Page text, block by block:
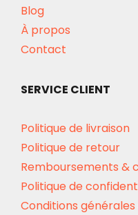
Blog
À propos
Contact
SERVICE CLIENT
Politique de livraison
Politique de retour
Remboursements &
Politique de
Conditions